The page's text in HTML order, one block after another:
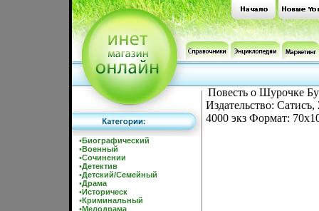
•Биографический
•Военный
•Сочинении
•Детектив
•Детский/Семейный
•Драма
•Историческ
•Криминальный
•Мелодрама
Повесть о Шурочке
Издательство:
4000 экз Формат: